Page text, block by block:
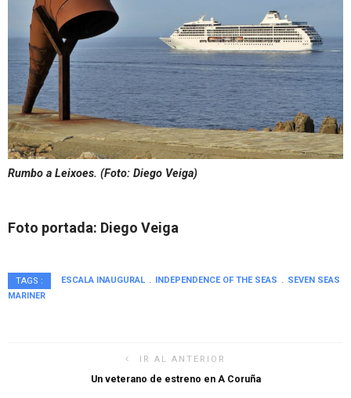
Rumbo a Leixoes. (Foto: Diego Veiga)
Foto portada: Diego Veiga
TAGS : ESCALA INAUGURAL INDEPENDENCE OF THE SEAS
SEVEN SEAS
MARINER
IR AL ANTERIOR
Un veterano de estreno en A Coruña